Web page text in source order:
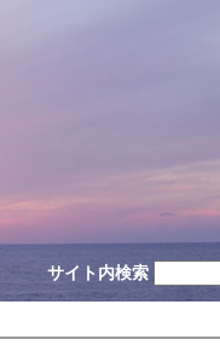
サイト内検索